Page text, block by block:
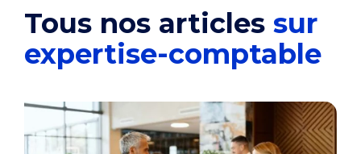
Tous nos articles sur
expertise-comptable